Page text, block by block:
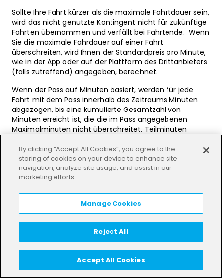
Sollte Ihre Fahrt kürzer als die maximale Fahrtdauer sein,
wird das nicht genutzte Kontingent nicht für zukünftige
Fahrten übernommen und verfällt bei Fahrtende. Wenn
Sie die maximale Fahrdauer auf einer Fahrt
überschreiten, wird Ihnen der Standardpreis pro Minute,
wie in der App oder auf der Plattform des Drittanbieters
(falls zutreffend) angegeben, berechnet.
Wenn der Pass auf Minuten basiert, werden für jede
Fahrt mit dem Pass innerhalb des Zeitraums Minuten
abgezogen, bis eine kumulierte Gesamtzahl von
Minuten erreicht ist, die die im Pass angegebenen
Maximalminuten nicht überschreitet. Teilminuten
aufgerundet. Sollte die festgelegte
Maximalminutenanzahl des Passes während einer Fahrt
überschritten werden, gilt für den Rest der Fahrt der
Standardtarif.
Pässe dürfen nicht zusammen mit Werbeangeboten,
Prämien oder anderen Rabatten verwendet werden.
Pässe können mit jeder verfügbaren Zahlungsmethode
erworben werden, mit Ausnahme der Wallet-Zahlung.
Gebühren für Pässe sind im Voraus zahlbar.
Sie sind berechtigt, von Ihrem Widerrufsrecht bezüglich
By clicking “Accept All Cookies”, you agree to the
storing of cookies on your device to enhance site
navigation, analyze site usage, and assist in our
marketing efforts.
Manage Cookies
Reject All
Accept All Cookies